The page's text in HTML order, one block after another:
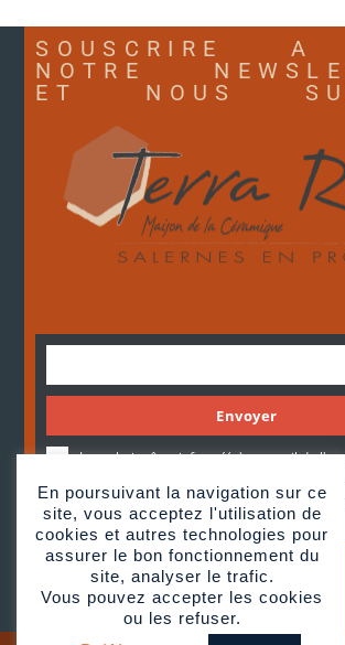
SOUSCRIRE A
NOTRE
ET NOUS
Envoyer
Je souhaite être informé(e) par mail de
Rossa. Je consens à ce que mes données
recueillies et stockées le temps requis,
céramique architecturale Terra Rossa.
En poursuivant la navigation sur ce
site, vous acceptez l'utilisation de
cookies et autres technologies pour
assurer le bon fonctionnement du
site, analyser le trafic.
Vous pouvez accepter les cookies
ou les refuser.